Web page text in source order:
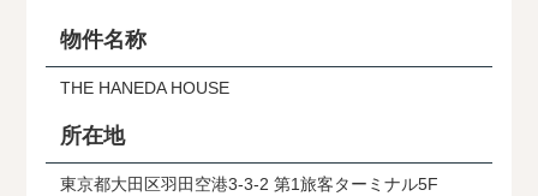
物件名称
THE HANEDA HOUSE
所在地
東京都大田区羽田空港3-3-2 第1旅客ターミナル5F